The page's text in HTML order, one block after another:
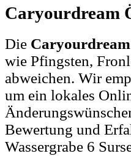
Caryourdream
Die
wie Pfingsten,
abweichen. Wir
um ein lokales
Bewertung und
Wassergrabe 6